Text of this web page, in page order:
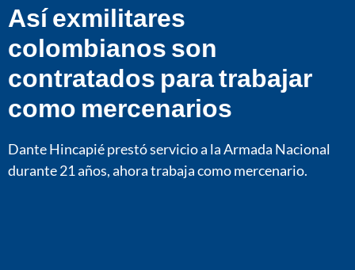
Así exmilitares
colombianos son
contratados para trabajar
como mercenarios
Dante Hincapié prestó servicio a la Armada Nacional
durante 21 años, ahora trabaja como mercenario.